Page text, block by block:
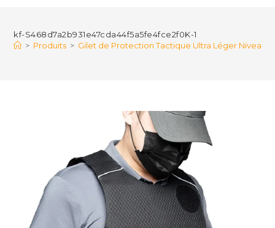
kf-S468d7a2b931e47cda44f5a5fe4fce2f0K-1
> Produits > Gilet de Protection Tactique Ultra Léger Niveau